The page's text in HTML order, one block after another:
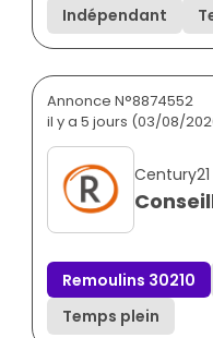
Indépendant
Annonce N°8874552
il y a 5 jours (03/08/
Century21
Remoulins 30210
Temps plein